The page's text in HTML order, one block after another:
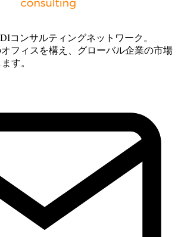
コンサルティングネットワーク。
フィスを構え、グローバル企業の市場
す。